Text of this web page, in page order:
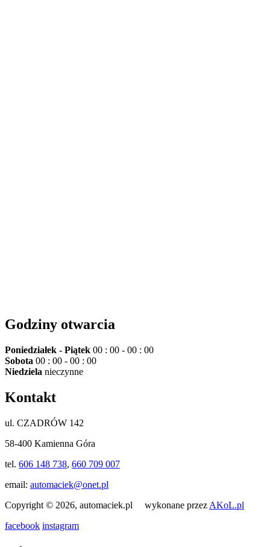
Godziny otwarcia
Poniedziałek - Piątek 00 : 00 - 00 : 00
Sobota 00 : 00 - 00 : 00
Niedziela nieczynne
Kontakt
ul. CZADRÓW 142
58-400 Kamienna Góra
tel. 606 148 738, 660 709 007
email: automaciek@onet.pl
Copyright © 2026, automaciek.pl wykonane przez AKoL.pl
facebook instagram